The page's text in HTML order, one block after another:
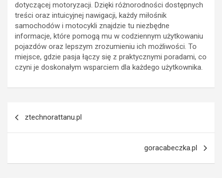
dotyczącej motoryzacji. Dzięki różnorodności dostępnych
treści oraz intuicyjnej nawigacji, każdy miłośnik
samochodów i motocykli znajdzie tu niezbędne
informacje, które pomogą mu w codziennym użytkowaniu
pojazdów oraz lepszym zrozumieniu ich możliwości. To
miejsce, gdzie pasja łączy się z praktycznymi poradami, co
czyni je doskonałym wsparciem dla każdego użytkownika.
ztechnorattanu.pl
goracabeczka.pl